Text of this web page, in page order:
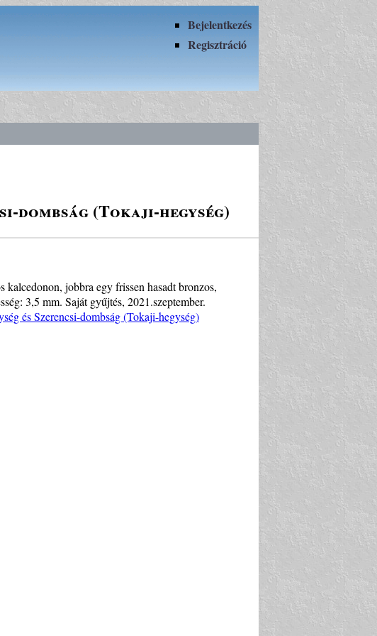
Bejelentkezés
Regisztráció
dombság (Tokaji-hegység)
jobbra egy frissen hasadt bronzos,
3,5 mm. Saját gyűjtés, 2021.szeptember.
és Szerencsi-dombság (Tokaji-hegység)